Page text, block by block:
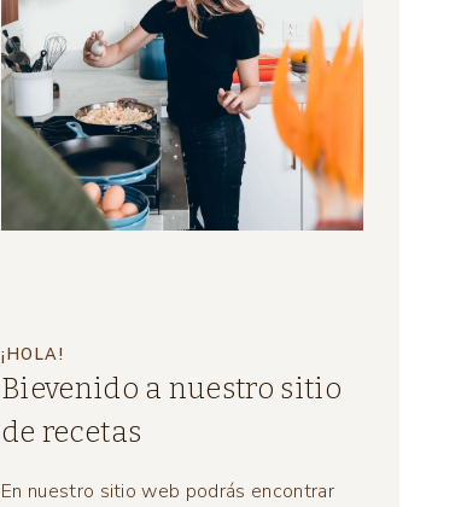
¡HOLA!
Bievenido a nuestro sitio
de recetas
En nuestro sitio web podrás encontrar